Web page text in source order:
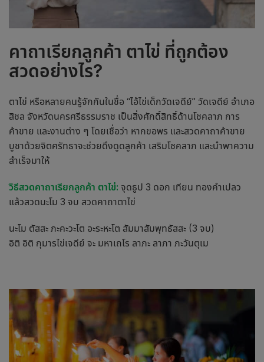
คาถาเรียกลูกค้า ตาไข่ ที่ถูกต้อง
สวดอย่างไร?
ตาไข่ หรือหลายคนรู้จักกันในชื่อ “ไอ้ไข่เด็กวัดเจดีย์” วัดเจดีย์ อำเภอ
สิชล จังหวัดนครศรีธรรมราช เป็นสิ่งศักดิ์สิทธิ์ด้านโชคลาภ การ
ค้าขาย และงานต่าง ๆ โดยเชื่อว่า หากขอพร และสวดคาถาค้าขาย
บูชาด้วยจิตศรัทธาจะช่วยดึงดูดลูกค้า เสริมโชคลาภ และนำพาความ
สำเร็จมาให้
วิธีสวดคาถาเรียกลูกค้า ตาไข่: จุดธูป 3 ดอก เทียน ทองคำเปลว
แล้วสวดนะโม 3 จบ สวดคาถาตาไข่
นะโม ตัสสะ ภะคะวะโต อะระหะโต สัมมาสัมพุทธัสสะ (3 จบ)
อิติ อิติ กุมารไข่เจดีย์ จะ มหาเถโร ลาภะ ลาภา ภะวันตุเม